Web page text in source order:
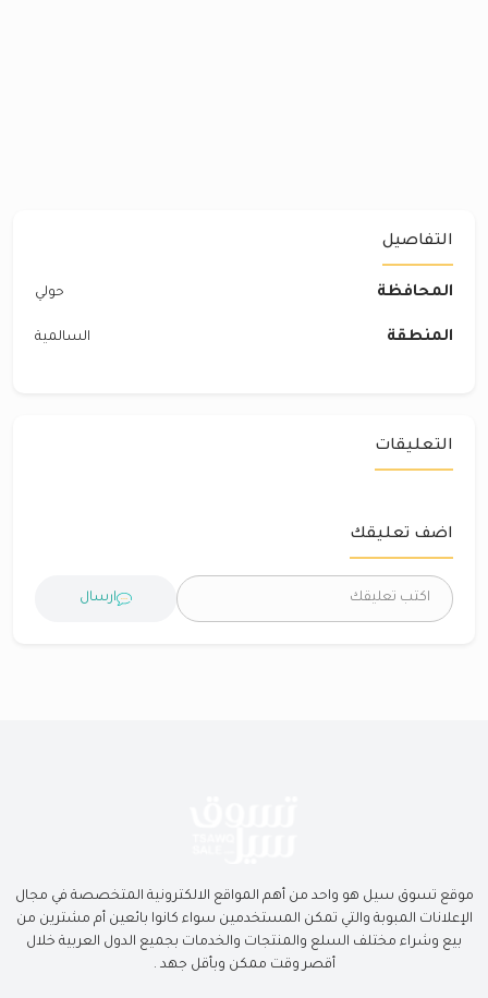
التفاصيل
المحافظة حولي
المنطقة السالمية
التعليقات
اضف تعليقك
ارسال
موقع تسوق سيل هو واحد من أهم المواقع الالكترونية المتخصصة في مجال
الإعلانات المبوبة والتي تمكن المستخدمين سواء كانوا بائعين أم مشترين من
بيع وشراء مختلف السلع والمنتجات والخدمات بجميع الدول العربية خلال
أقصر وقت ممكن وبأقل جهد .